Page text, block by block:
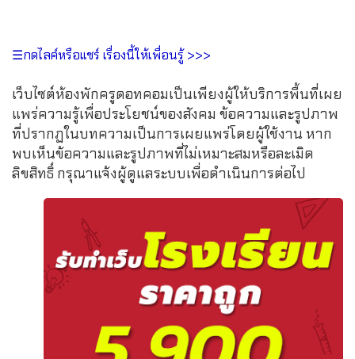
☰กดไลค์หรือแชร์ เรื่องนี้ให้เพื่อนรู้ >>>
เว็บไซต์ห้องพักครูดอทคอมเป็นเพียงผู้ให้บริการพื้นที่เผย
แพร่ความรู้เพื่อประโยชน์ของสังคม ข้อความและรูปภาพ
ที่ปรากฏในบทความเป็นการเผยแพร่โดยผู้ใช้งาน หาก
พบเห็นข้อความและรูปภาพที่ไม่เหมาะสมหรือละเมิด
ลิขสิทธิ์ กรุณาแจ้งผู้ดูแลระบบเพื่อดำเนินการต่อไป